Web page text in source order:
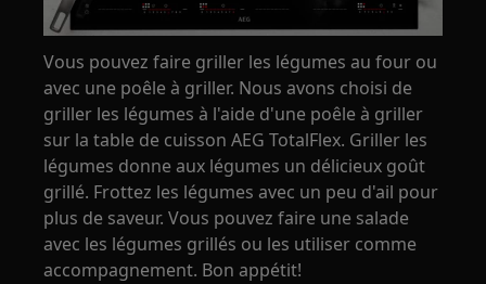
Vous pouvez faire griller les légumes au four ou
avec une poêle à griller. Nous avons choisi de
griller les légumes à l'aide d'une poêle à griller
sur la table de cuisson AEG TotalFlex. Griller les
légumes donne aux légumes un délicieux goût
grillé. Frottez les légumes avec un peu d'ail pour
plus de saveur. Vous pouvez faire une salade
avec les légumes grillés ou les utiliser comme
accompagnement. Bon appétit!